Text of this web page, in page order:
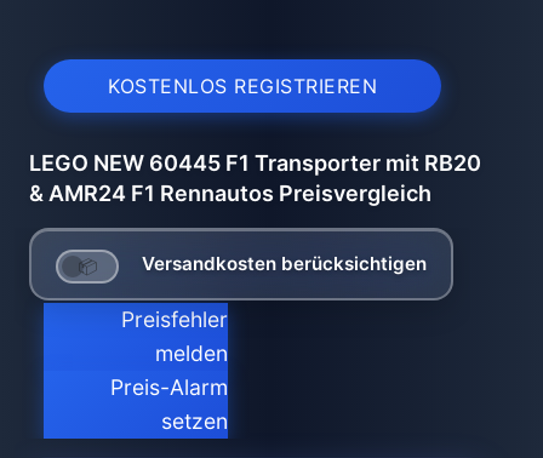
KOSTENLOS REGISTRIEREN
LEGO NEW 60445 F1 Transporter mit RB20
& AMR24 F1 Rennautos Preisvergleich
Versandkosten berücksichtigen
Preisfehler
melden
Preis-Alarm
setzen